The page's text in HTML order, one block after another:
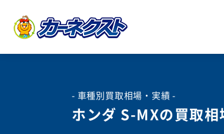
- 車種別買取相場・実績 -
ホンダ S-MXの買取相